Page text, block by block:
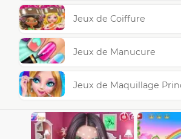
Jeux de Coiffure
Jeux de Manucure
Jeux de Maquillage